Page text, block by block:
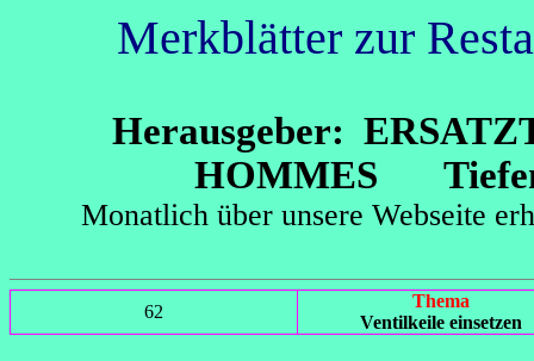
Merkblätter zur
Herausgeber:
HOMMES
Monatlich über unsere
62
Thema
Ventilkeile einsetzen